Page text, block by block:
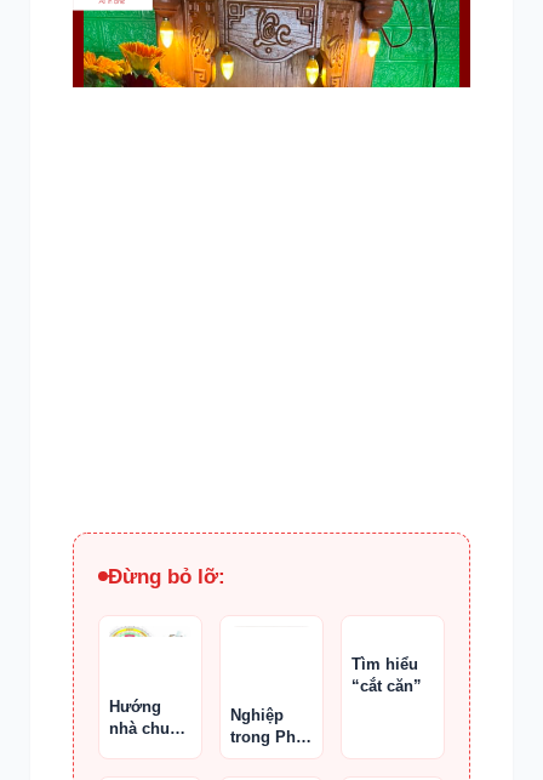
Đừng bỏ lỡ:
Hướng
nhà chung
Nghiệp
trong Phật
giáo
Tìm hiểu
“cắt căn”